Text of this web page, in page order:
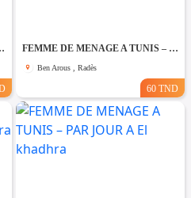
A Fouchana FEMME DE MENAGE A TUNIS – PAR JOUR A Rades
Ben Arous , Radès
60 TND